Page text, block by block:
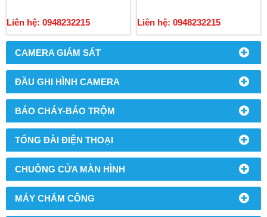
CAMERA GIÁM SÁT
ĐẦU GHI HÌNH CAMERA
BÁO CHÁY-BÁO TRỘM
TỔNG ĐÀI ĐIỆN THOẠI
CHUÔNG CỬA MÀN HÌNH
MÁY CHẤM CÔNG
Liên hệ: 0948232215 Liên hệ: 0948232215